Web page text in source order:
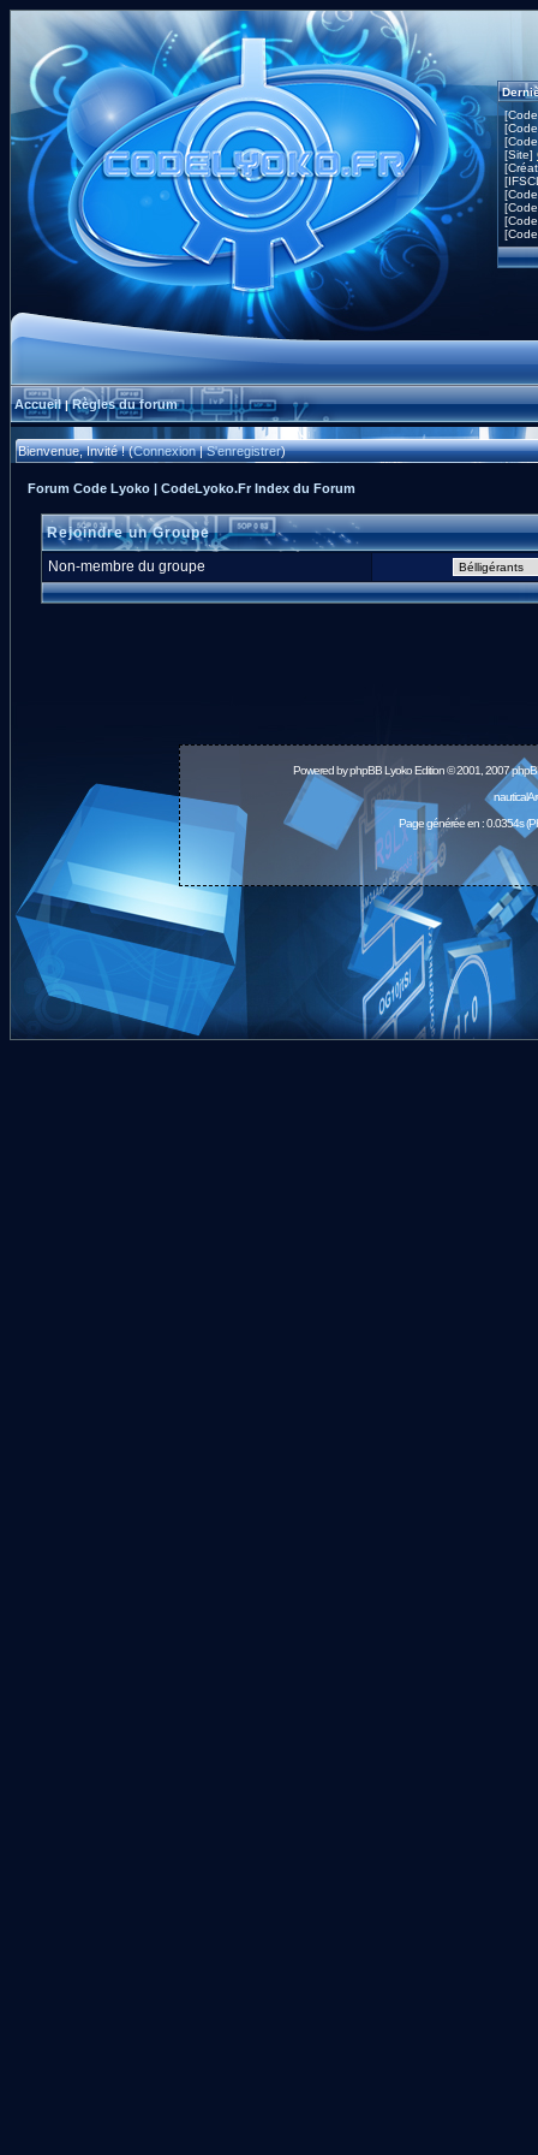
[Site]
Accueil|Règles du forum
Bienvenue, Invité ! (Connexion|S'enregistrer)
Forum Code Lyoko | CodeLyoko.Fr Index du Forum
Rejoindre un Groupe
Non-membre du groupe
Powered byphpBBLyoko Edition © 2001, 2007
Page générée en : 0.0354s